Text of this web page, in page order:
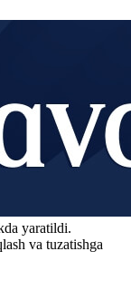
yaratildi.
va tuzatishga